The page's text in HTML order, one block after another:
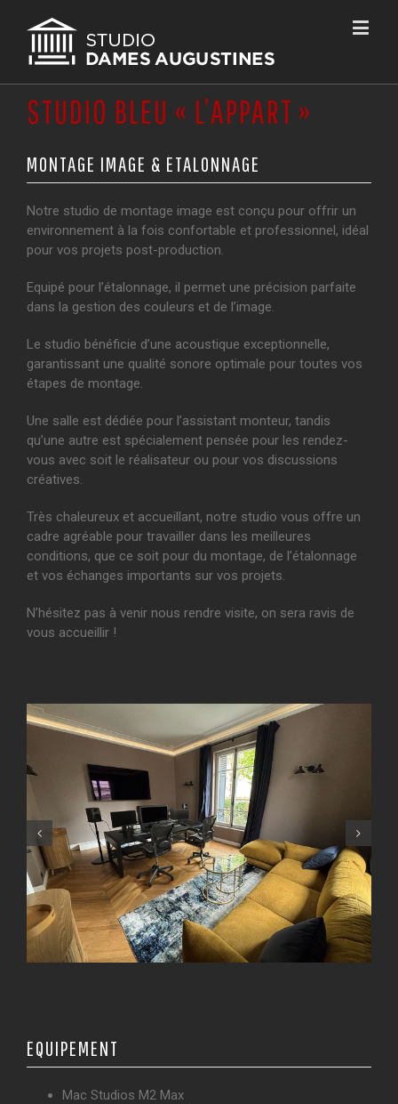
STUDIO BLEU « L’APPART »
MONTAGE IMAGE & ÉTALONNAGE
Notre studio de montage image est conçu pour offrir un
environnement à la fois confortable et professionnel, idéal
pour vos projets post-production.
Equipé pour l’étalonnage, il permet une précision parfaite
dans la gestion des couleurs et de l’image.
Le studio bénéficie d’une acoustique exceptionnelle,
garantissant une qualité sonore optimale pour toutes vos
étapes de montage.
Une salle est dédiée pour l’assistant monteur, tandis
qu’une autre est spécialement pensée pour les rendez-
vous avec soit le réalisateur ou pour vos discussions
créatives.
Très chaleureux et accueillant, notre studio vous offre un
cadre agréable pour travailler dans les meilleures
conditions, que ce soit pour du montage, de l’étalonnage
et vos échanges importants sur vos projets.
N’hésitez pas à venir nous rendre visite, on sera ravis de
vous accueillir !
ÉQUIPEMENT
Mac Studios M2 Max